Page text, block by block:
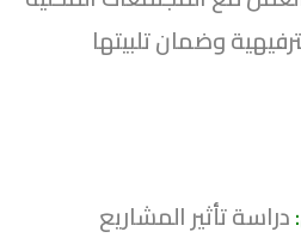
وضمان تلبيتها
:دراسة تأثير المشاريع